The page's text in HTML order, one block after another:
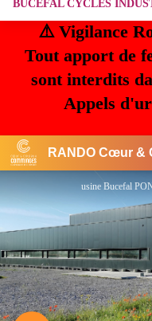
⚠️ Vigilance
Tout apport de
sont interdits
Appels
RANDO Cœur &
BUCEFAL CYCLES
usine Bucefal